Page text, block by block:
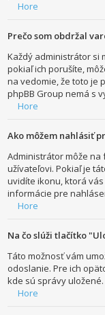
Hore
Prečo som obdržal
Každý administrátor si
pokiaľ ich porušíte,
na vedomie, že toto je
phpBB Group nemá s
Hore
Ako môžem nahlásiť
Administrátor môže
užívateľovi. Pokiaľ je
uvidíte ikonu, ktorá
informácie pre
Hore
Na čo slúži tlačítko
Táto možnosť vám
odoslanie. Pre ich
kde sú správy uložené.
Hore